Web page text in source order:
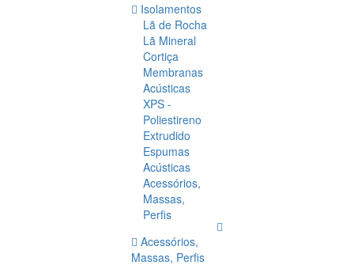
Isolamentos
Lã de Rocha
Lã Mineral
Cortiça
Membranas
Acústicas
XPS -
Poliestireno
Extrudido
Espumas
Acústicas
Acessórios,
Massas,
Perfis
Acessórios,
Massas, Perfis